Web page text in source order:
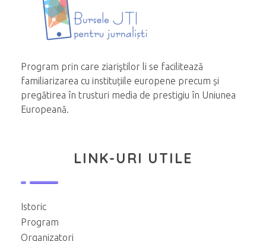
Program prin care ziariştilor li se facilitează
familiarizarea cu instituțiile europene precum și
pregătirea în trusturi media de prestigiu în Uniunea
Europeană.
LINK-URI UTILE
Istoric
Program
Organizatori